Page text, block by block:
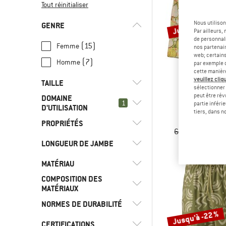
Tout réinitialiser
GENRE
Femme (15)
Homme (7)
TAILLE
XS S M XL
XXL
DOMAINE
D'UTILISATION
1
Fitness (22)
Alpinisme(63)
Course sur route
Cyclisme(28)
Downhill(2)
PROPRIÉTÉS
Sans PFC/PFAS(6)
Stretch
LONGUEUR DE JAMBE
Midi(1)
Court(8)
MATÉRIAU
Coton(1)
Fibres synthétiques(21)
COMPOSITION DES
MATÉRIAUX
Matériau mixte(7)
Matériau pur
NORMES DE DURABILITÉ
Jusqu'à -30 %
Baggies
64,95 €
Jusqu'à -22 %
Nous
Par ailleurs,
de
nos
web;
par
cette
veuillez
sélectionner
peut être
partie
tiers, dans